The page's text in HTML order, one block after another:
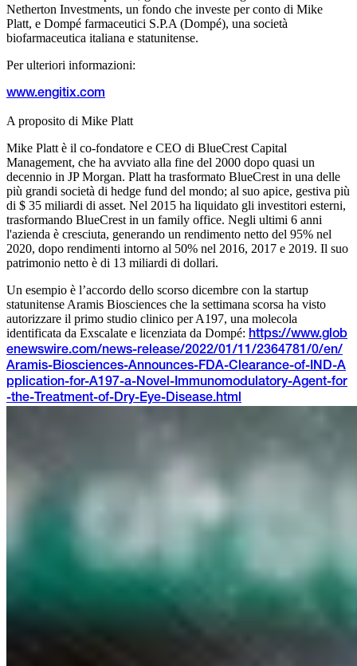
Netherton Investments, un fondo che investe per conto di Mike
Platt, e Dompé farmaceutici S.P.A (Dompé), una società
biofarmaceutica italiana e statunitense.
Per ulteriori informazioni:
www.engitix.com
A proposito di Mike Platt
Mike Platt è il co-fondatore e CEO di BlueCrest Capital
Management, che ha avviato alla fine del 2000 dopo quasi un
decennio in JP Morgan. Platt ha trasformato BlueCrest in una delle
più grandi società di hedge fund del mondo; al suo apice, gestiva più
di $ 35 miliardi di asset. Nel 2015 ha liquidato gli investitori esterni,
trasformando BlueCrest in un family office. Negli ultimi 6 anni
l'azienda è cresciuta, generando un rendimento netto del 95% nel
2020, dopo rendimenti intorno al 50% nel 2016, 2017 e 2019. Il suo
patrimonio netto è di 13 miliardi di dollari.
Un esempio è l’accordo dello scorso dicembre con la startup
statunitense Aramis Biosciences che la settimana scorsa ha visto
autorizzare il primo studio clinico per A197, una molecola
identificata da Exscalate e licenziata da Dompé: https://www.glob
enewswire.com/news-release/2022/01/11/2364781/0/en/
Aramis-Biosciences-Announces-FDA-Clearance-of-IND-A
pplication-for-A197-a-Novel-Immunomodulatory-Agent-for
-the-Treatment-of-Dry-Eye-Disease.html